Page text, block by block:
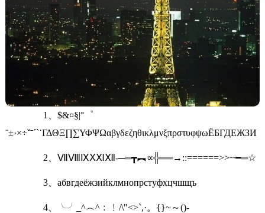
1、$&¤§|°゜
¨±·×÷ˇˉˊˋ˙ΓΔΘΞ∏∑ΥΦΨΩαβγδεζηθικλμνξπρστυφψωЁБГДЕЖЗИ
2、ⅦⅧⅨⅩⅪⅫ-─═┳︻∝╬══→::======>>┈━═☆
3、абвгдеёжзийклмнопрстуфхцчшщъ
4、╰╯_^︵^﹕﹗/\"<>`,·。{}~～()-